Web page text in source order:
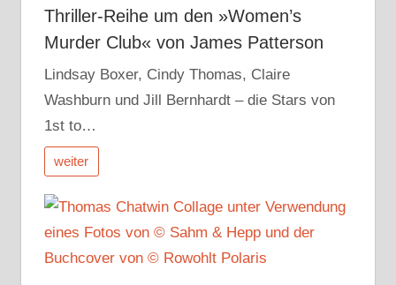
Thriller-Reihe um den »Women’s
Murder Club« von James Patterson
Lindsay Boxer, Cindy Thomas, Claire
Washburn und Jill Bernhardt – die Stars von
1st to…
weiter